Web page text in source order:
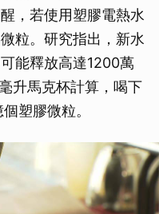
，若使用塑膠電熱水
粒。研究指出，新水
能釋放高達1200萬
升馬克杯計算，喝下
塑膠微粒。